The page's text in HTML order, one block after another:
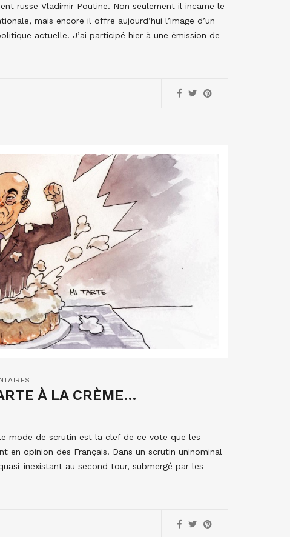
russe Vladimir Poutine. Non seulement il incarne le
mais encore il offre aujourd’hui l’image d’un
actuelle. J’ai participé hier à une émission de
À LA CRÈME…
mode de scrutin est la clef de ce vote que les
opinion des Français. Dans un scrutin uninominal
inexistant au second tour, submergé par les